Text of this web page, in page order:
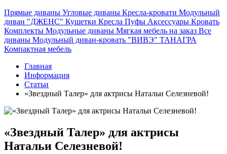
Прямые диваны Угловые диваны Кресла-кровати Модульный
диван "ДЖЕНС" Кушетки Кресла Пуфы Аксессуары Кровать
Комплекты Модульные диваны Мягкая мебель на заказ Все
диваны Модульный диван-кровать "ВИВЭ" ТАНАГРА
Компактная мебель
Главная
Информация
Статьи
«Звездный Талер» для актрисы Натальи Селезневой!
«Звездный Талер» для актрисы
Натальи Селезневой!